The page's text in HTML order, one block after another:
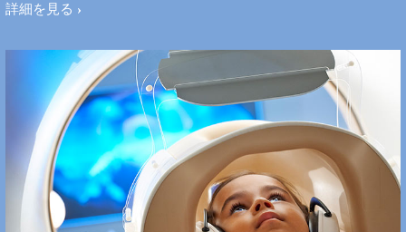
詳細を見る